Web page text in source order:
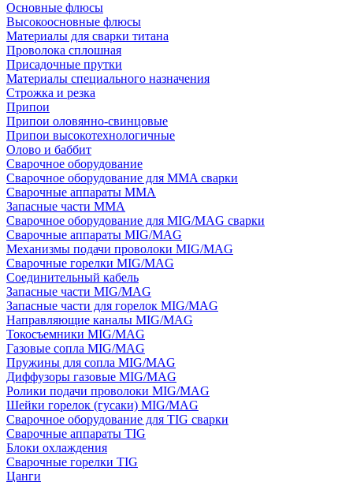
Основные флюсы
Высокоосновные флюсы
Материалы для сварки титана
Проволока сплошная
Присадочные прутки
Материалы специального назначения
Строжка и резка
Припои
Припои оловянно-свинцовые
Припои высокотехнологичные
Олово и баббит
Сварочное оборудование
Сварочное оборудование для MMA сварки
Сварочные аппараты MMA
Запасные части MMA
Сварочное оборудование для MIG/MAG сварки
Сварочные аппараты MIG/MAG
Механизмы подачи проволоки MIG/MAG
Сварочные горелки MIG/MAG
Соединительный кабель
Запасные части MIG/MAG
Запасные части для горелок MIG/MAG
Направляющие каналы MIG/MAG
Токосъемники MIG/MAG
Газовые сопла MIG/MAG
Пружины для сопла MIG/MAG
Диффузоры газовые MIG/MAG
Ролики подачи проволоки MIG/MAG
Шейки горелок (гусаки) MIG/MAG
Сварочное оборудование для TIG сварки
Сварочные аппараты TIG
Блоки охлаждения
Сварочные горелки TIG
Цанги